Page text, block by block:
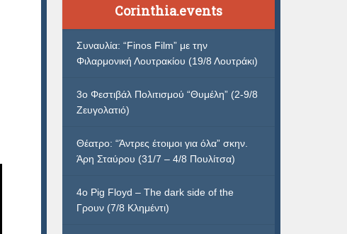
Corinthia.events
Συναυλία: “Finos Film” με την
Φιλαρμονική Λουτρακίου (19/8 Λουτράκι)
3ο Φεστιβάλ Πολιτισμού “Θυμέλη” (2-9/8
Ζευγολατιό)
Θέατρο: “Άντρες έτοιμοι για όλα” σκην.
Άρη Σταύρου (31/7 – 4/8 Πουλίτσα)
4ο Pig Floyd – The dark side of the
Γρουν (7/8 Κλημέντι)